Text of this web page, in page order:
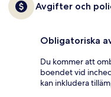
Avgifter och
Obligatoriska
Du kommer att
boendet vid
kan inkludera